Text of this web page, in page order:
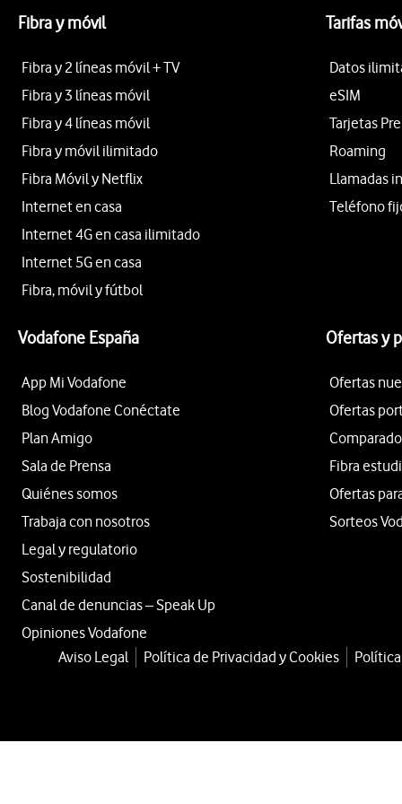
Fibra y móvil
Fibra y 2 líneas móvil + TV
Fibra y 3 líneas móvil
Fibra y 4 líneas móvil
Fibra y móvil ilimitado
Fibra Móvil y Netflix
Internet en casa
Internet 4G en casa ilimitado
Internet 5G en casa
Fibra, móvil y fútbol
Tarifas
Datos
eSIM
Tarjetas
Roaming
Llamadas
Teléfono
Vodafone España
App Mi Vodafone
Blog Vodafone Conéctate
Plan Amigo
Sala de Prensa
Quiénes somos
Trabaja con nosotros
Legal y regulatorio
Sostenibilidad
Canal de denuncias – Speak Up
Opiniones Vodafone
Ofertas y
Ofertas
Ofertas
Fibra
Ofertas
Sorteos
Aviso Legal Política de Privacidad y Cookies